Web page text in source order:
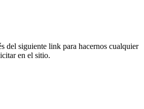
del siguiente link para hacernos cualquier
en el sitio.